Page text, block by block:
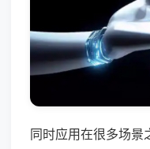
同时应用在很多场景